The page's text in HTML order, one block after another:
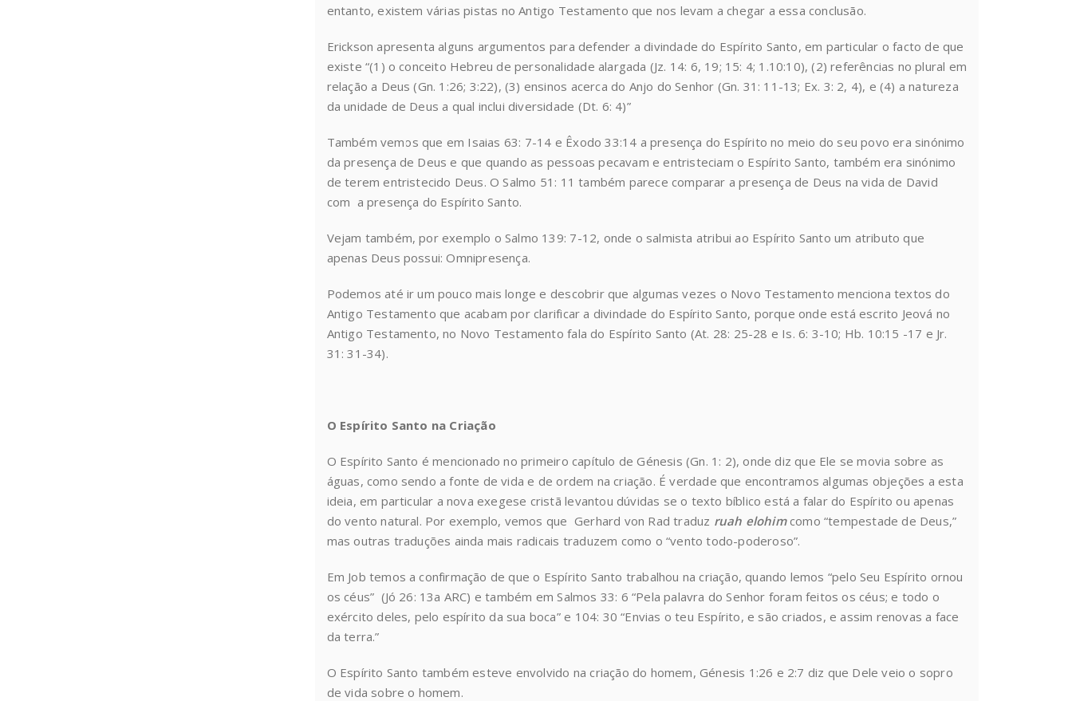
entanto, existem várias pistas no Antigo Testamento que nos levam a chegar a essa conclusão.
Erickson apresenta alguns argumentos para defender a divindade do Espírito Santo, em particular o facto de que
existe “(1) o conceito Hebreu de personalidade alargada (Jz. 14: 6, 19; 15: 4; 1.10:10), (2) referências no plural em
relação a Deus (Gn. 1:26; 3:22), (3) ensinos acerca do Anjo do Senhor (Gn. 31: 11-13; Ex. 3: 2, 4), e (4) a natureza
da unidade de Deus a qual inclui diversidade (Dt. 6: 4)”
Também vemos que em Isaias 63: 7-14 e Êxodo 33:14 a presença do Espírito no meio do seu povo era sinónimo
da presença de Deus e que quando as pessoas pecavam e entristeciam o Espírito Santo, também era sinónimo
de terem entristecido Deus. O Salmo 51: 11 também parece comparar a presença de Deus na vida de David
com a presença do Espírito Santo.
Vejam também, por exemplo o Salmo 139: 7-12, onde o salmista atribui ao Espírito Santo um atributo que
apenas Deus possui: Omnipresença.
Podemos até ir um pouco mais longe e descobrir que algumas vezes o Novo Testamento menciona textos do
Antigo Testamento que acabam por clarificar a divindade do Espírito Santo, porque onde está escrito Jeová no
Antigo Testamento, no Novo Testamento fala do Espírito Santo (At. 28: 25-28 e Is. 6: 3-10; Hb. 10:15 -17 e Jr.
31: 31-34).
O Espírito Santo na Criação
O Espírito Santo é mencionado no primeiro capítulo de Génesis (Gn. 1: 2), onde diz que Ele se movia sobre as
águas, como sendo a fonte de vida e de ordem na criação. É verdade que encontramos algumas objeções a esta
ideia, em particular a nova exegese cristã levantou dúvidas se o texto bíblico está a falar do Espírito ou apenas
do vento natural. Por exemplo, vemos que Gerhard von Rad traduz ruah elohimcomo “tempestade de Deus,”
mas outras traduções ainda mais radicais traduzem como o “vento todo-poderoso”.
Em Job temos a confirmação de que o Espírito Santo trabalhou na criação, quando lemos “pelo Seu Espírito ornou
os céus” (Jó 26: 13a ARC) e também em Salmos 33: 6 “Pela palavra do Senhor foram feitos os céus; e todo o
exército deles, pelo espírito da sua boca” e 104: 30 “Envias o teu Espírito, e são criados, e assim renovas a face
da terra.”
O Espírito Santo também esteve envolvido na criação do homem, Génesis 1:26 e 2:7 diz que Dele veio o sopro
de vida sobre o homem.